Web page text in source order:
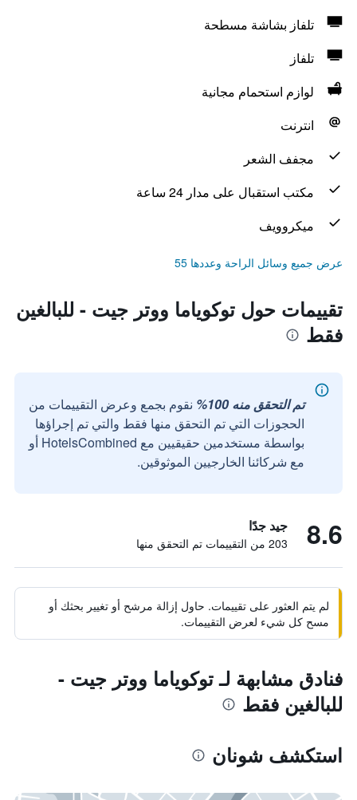
تلفاز بشاشة مسطحة
تلفاز
لوازم استحمام مجانية
انترنت
مجفف الشعر
مكتب استقبال على مدار 24 ساعة
ميكروويف
عرض جميع وسائل الراحة وعددها 55
تقييمات حول توكوياما ووتر جيت - للبالغين
فقط
تم التحقق منه 100%
نقوم بجمع وعرض التقييمات من
الحجوزات التي تم التحقق منها فقط والتي تم إجراؤها
بواسطة مستخدمين حقيقيين مع HotelsCombined أو
مع شركائنا الخارجيين الموثوقين.
8.6 جيد جدًا
203 من التقييمات تم التحقق منها
لم يتم العثور على تقييمات. حاول إزالة مرشح أو تغيير بحثك أو
مسح كل شيء لعرض التقييمات.
فنادق مشابهة لـ توكوياما ووتر جيت -
للبالغين فقط
استكشف شونان